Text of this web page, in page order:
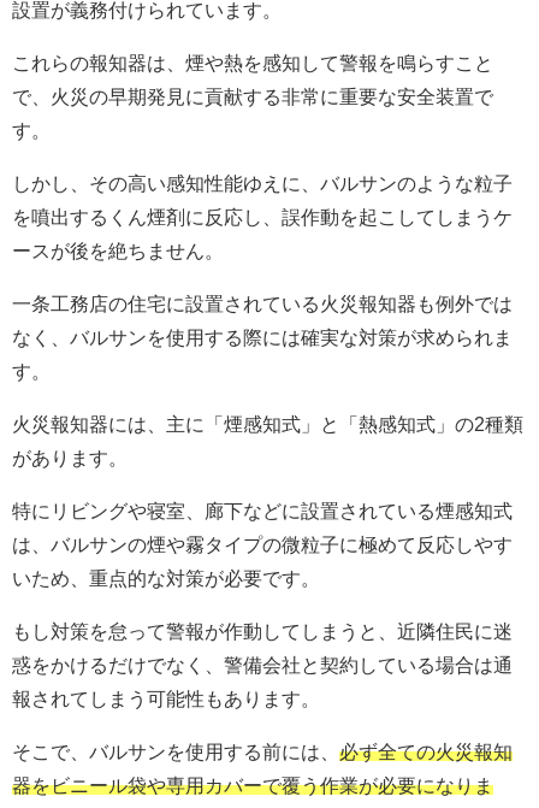
設置が義務付けられています。
これらの報知器は、煙や熱を感知して警報を鳴らすこと
で、火災の早期発見に貢献する非常に重要な安全装置で
す。
しかし、その高い感知性能ゆえに、バルサンのような粒子
を噴出するくん煙剤に反応し、誤作動を起こしてしまうケ
ースが後を絶ちません。
一条工務店の住宅に設置されている火災報知器も例外では
なく、バルサンを使用する際には確実な対策が求められま
す。
火災報知器には、主に「煙感知式」と「熱感知式」の2種類
があります。
特にリビングや寝室、廊下などに設置されている煙感知式
は、バルサンの煙や霧タイプの微粒子に極めて反応しやす
いため、重点的な対策が必要です。
もし対策を怠って警報が作動してしまうと、近隣住民に迷
惑をかけるだけでなく、警備会社と契約している場合は通
報されてしまう可能性もあります。
そこで、バルサンを使用する前には、 必ず全ての火災報知
器をビニール袋や専用カバーで覆う作業が必要になりま